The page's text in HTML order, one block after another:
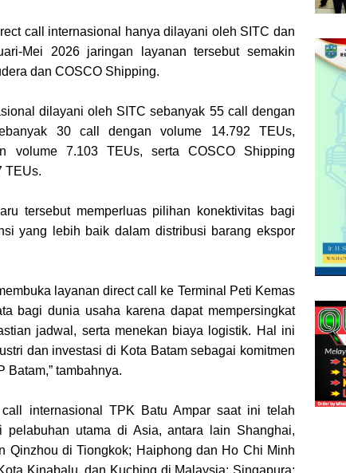
call internasional hanya dilayani oleh SITC dan
Mei 2026 jaringan layanan tersebut semakin
dan COSCO Shipping.
dilayani oleh SITC sebanyak 55 call dengan
30 call dengan volume 14.792 TEUs,
volume 7.103 TEUs, serta COSCO Shipping
TEUs.
tersebut memperluas pilihan konektivitas bagi
yang lebih baik dalam distribusi barang ekspor
layanan direct call ke Terminal Peti Kemas
bagi dunia usaha karena dapat mempersingkat
jadwal, serta menekan biaya logistik. Hal ini
dan investasi di Kota Batam sebagai komitmen
Batam,” tambahnya.
internasional TPK Batu Ampar saat ini telah
pelabuhan utama di Asia, antara lain Shanghai,
Qinzhou di Tiongkok; Haiphong dan Ho Chi Minh